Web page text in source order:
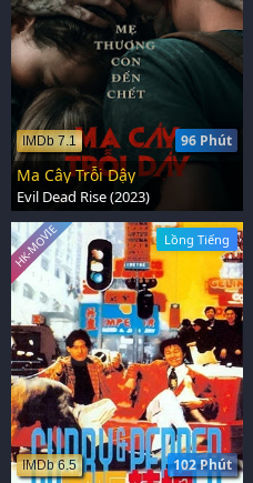
96 Phút
IMDb 7.1
Ma Cây Trỗi Dậy
Evil Dead Rise (2023)
Lồng Tiếng
102 Phút
IMDb 6.5
HK-MOVIE